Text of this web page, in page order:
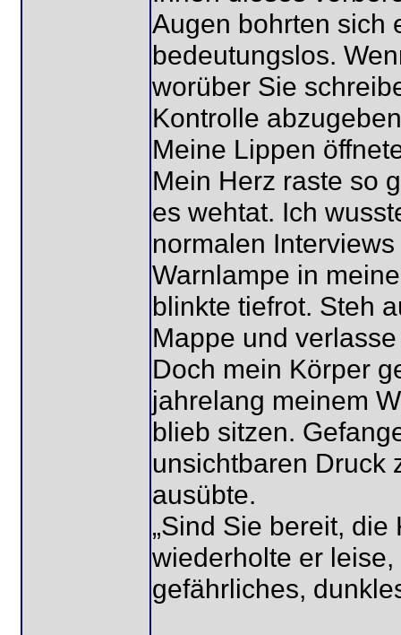
Augen bohrten sich
bedeutungslos.
worüber Sie
Kontrolle
Meine Lippen
Mein Herz raste so
es wehtat. Ich
normalen
Warnlampe in
blinkte tiefrot. Steh
Mappe und
Doch mein Körper
jahrelang meinem
blieb sitzen.
unsichtbaren Druck
ausübte.
„Sind Sie bereit,
wiederholte er
gefährliches,